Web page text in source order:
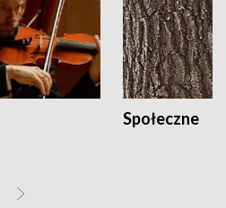
Społeczne